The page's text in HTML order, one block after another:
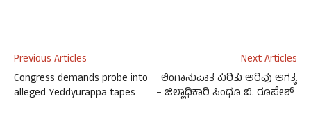
Previous Articles
Congress demands probe into
alleged Yeddyurappa tapes
Next Articles
ಲಿಂಗಾನುಪಾತ ಕುರಿತು ಅರಿವು ಅಗತ್ಯ
– ಜಿಲ್ಲಾಧಿಕಾರಿ ಸಿಂಧೂ ಬಿ. ರೂಪೇಶ್